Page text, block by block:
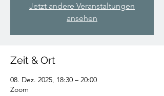
Jetzt andere Veranstaltungen
ansehen
Zeit & Ort
08. Dez. 2025, 18:30 – 20:00
Zoom